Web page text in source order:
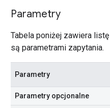
Parametry
Tabela poniżej zawiera
są parametrami zapytania.
Parametry
Parametry opcjonalne